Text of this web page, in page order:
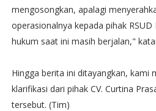
mengosongkan, apalagi
operasionalnya kepada pihak
hukum saat ini masih berjalan,"
Hingga berita ini ditayangkan, kami
klarifikasi dari pihak CV. Curtina
tersebut. (Tim)